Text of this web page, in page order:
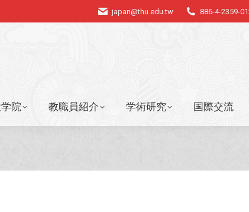
japan@thu.edu.tw 886-4-2359-
院 教職員紹介 学術研究 国際交流
院 教職員紹介 学術研究 国際交流